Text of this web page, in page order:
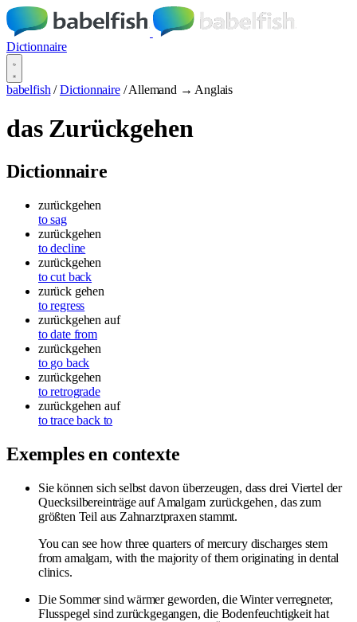
Dictionnaire
babelfish / Dictionnaire / Allemand → Anglais
das Zurückgehen
Dictionnaire
zurückgehen
to sag
zurückgehen
to decline
zurückgehen
to cut back
zurück gehen
to regress
zurückgehen auf
to date from
zurückgehen
to go back
zurückgehen
to retrograde
zurückgehen auf
to trace back to
Exemples en contexte
Sie können sich selbst davon überzeugen, dass drei Viertel der
Quecksilbereinträge auf Amalgam zurückgehen, das zum
größten Teil aus Zahnarztpraxen stammt.
You can see how three quarters of mercury discharges stem
from amalgam, with the majority of them originating in dental
clinics.
Die Sommer sind wärmer geworden, die Winter verregneter,
Flusspegel sind zurückgegangen, die Bodenfeuchtigkeit hat